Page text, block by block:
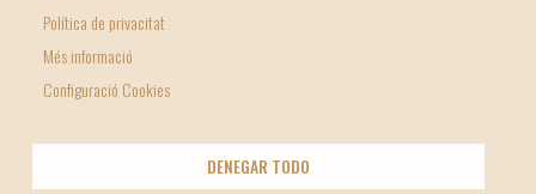
Footer
menu
-
Política de privacitat
Més informació
Configuració Cookies
DENEGAR TODO
© Ayuntamiento de Manacor
Licencia Creative Commons